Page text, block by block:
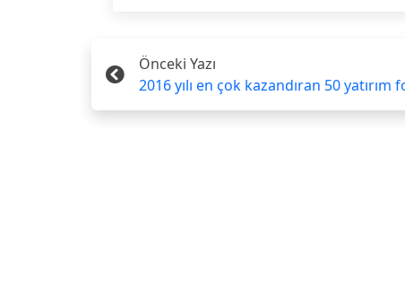
Önceki Yazı
2016 yılı en çok kazandıran 50 yatırım